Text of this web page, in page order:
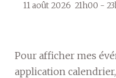
11 août 2026 21h00 -
Pour afficher mes
application